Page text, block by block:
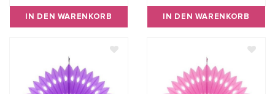
IN DEN WARENKORB IN DEN WARENKORB